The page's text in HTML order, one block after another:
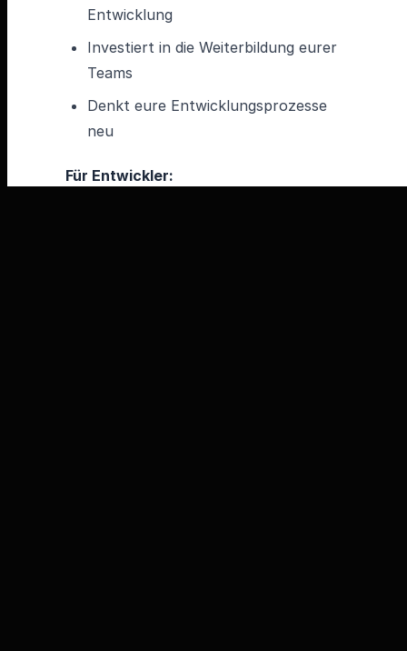
Entwicklung
Investiert in die Weiterbildung eurer
Teams
Denkt eure Entwicklungsprozesse
neu
Für Entwickler: